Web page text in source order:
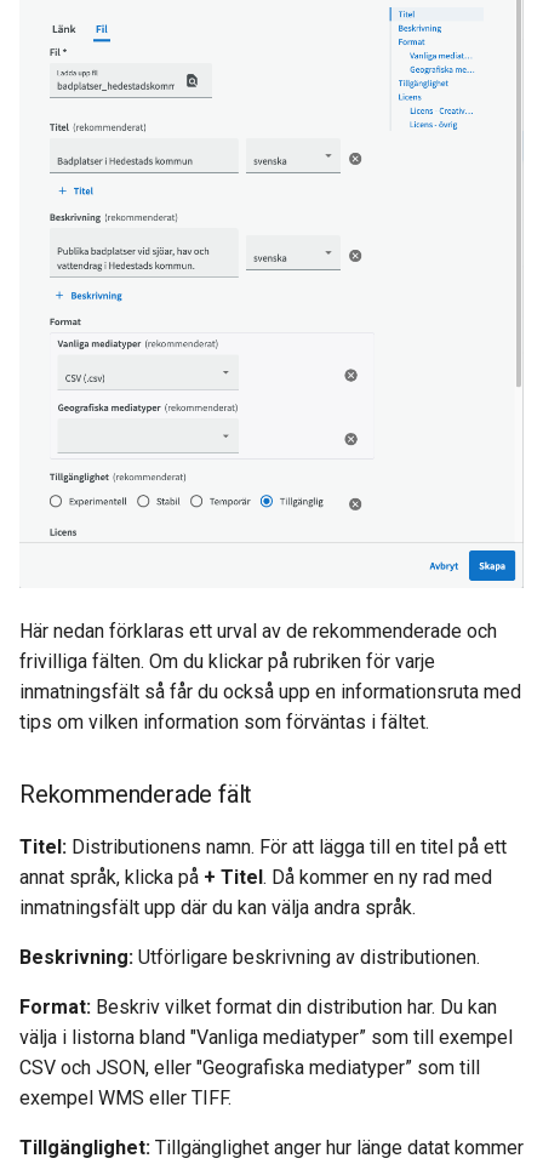
Här nedan förklaras ett urval av de rekommenderade och
frivilliga fälten. Om du klickar på rubriken för varje
inmatningsfält så får du också upp en informationsruta med
tips om vilken information som förväntas i fältet.
Rekommenderade fält
Titel: Distributionens namn. För att lägga till en titel på ett
annat språk, klicka på + Titel. Då kommer en ny rad med
inmatningsfält upp där du kan välja andra språk.
Beskrivning: Utförligare beskrivning av distributionen.
Format: Beskriv vilket format din distribution har. Du kan
välja i listorna bland "Vanliga mediatyper” som till exempel
CSV och JSON, eller "Geografiska mediatyper” som till
exempel WMS eller TIFF.
Tillgänglighet: Tillgänglighet anger hur länge datat kommer